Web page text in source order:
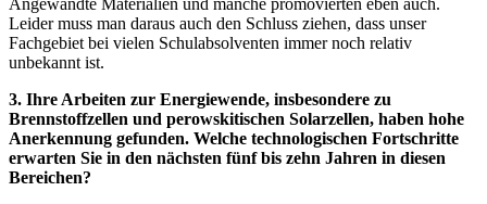
Angewandte Materialien und manche promovierten eben auch.
Leider muss man daraus auch den Schluss ziehen, dass unser
Fachgebiet bei vielen Schulabsolventen immer noch relativ
unbekannt ist.
3. Ihre Arbeiten zur Energiewende, insbesondere zu
Brennstoffzellen und perowskitischen Solarzellen, haben hohe
Anerkennung gefunden. Welche technologischen Fortschritte
erwarten Sie in den nächsten fünf bis zehn Jahren in diesen
Bereichen?